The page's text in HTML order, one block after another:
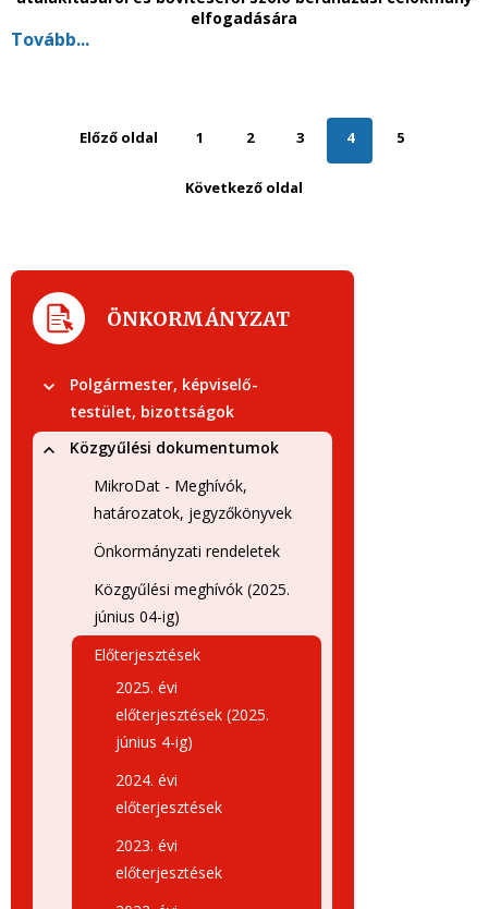
elfogadására
Tovább...
Előző oldal 1 2 3 4 5
Következő oldal
ÖNKORMÁNYZAT
Polgármester, képviselő-
testület, bizottságok
Közgyűlési dokumentumok
MikroDat - Meghívók,
határozatok, jegyzőkönyvek
Önkormányzati rendeletek
Közgyűlési meghívók (2025.
június 04-ig)
Előterjesztések
2025. évi
előterjesztések (2025.
június 4-ig)
2024. évi
előterjesztések
2023. évi
előterjesztések